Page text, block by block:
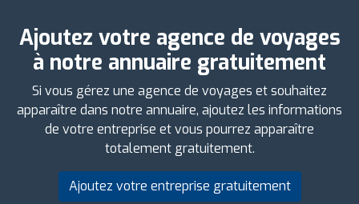
Ajoutez votre agence de voyages
à notre annuaire gratuitement
Si vous gérez une agence de voyages et souhaitez
apparaître dans notre annuaire, ajoutez les informations
de votre entreprise et vous pourrez apparaître
totalement gratuitement.
Ajoutez votre entreprise gratuitement